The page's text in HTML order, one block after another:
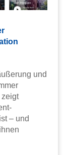
und
– und